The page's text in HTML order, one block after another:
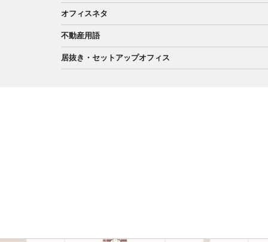
オフィスネタ
不動産用語
居抜き・セットアップオフィス